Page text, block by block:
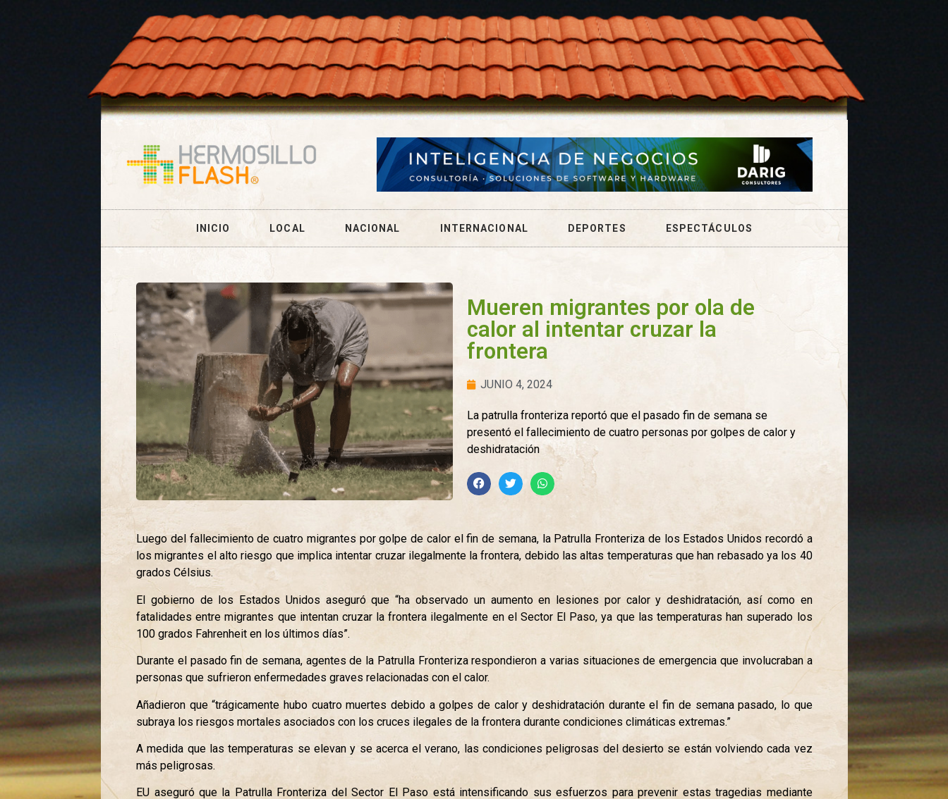
INICIO LOCAL NACIONAL INTERNACIONAL DEPORTES ESPECTÁCULOS
Mueren migrantes por ola de
calor al intentar cruzar la
frontera
JUNIO 4, 2024
La patrulla fronteriza reportó que el pasado fin de semana se
presentó el fallecimiento de cuatro personas por golpes de calor y
deshidratación
Luego del fallecimiento de cuatro migrantes por golpe de calor el fin de semana, la Patrulla Fronteriza de los Estados Unidos recordó a
los migrantes el alto riesgo que implica intentar cruzar ilegalmente la frontera, debido las altas temperaturas que han rebasado ya los 40
grados Célsius.
El gobierno de los Estados Unidos aseguró que “ha observado un aumento en lesiones por calor y deshidratación, así como en
fatalidades entre migrantes que intentan cruzar la frontera ilegalmente en el Sector El Paso, ya que las temperaturas han superado los
100 grados Fahrenheit en los últimos días”.
Durante el pasado fin de semana, agentes de la Patrulla Fronteriza respondieron a varias situaciones de emergencia que involucraban a
personas que sufrieron enfermedades graves relacionadas con el calor.
Añadieron que “trágicamente hubo cuatro muertes debido a golpes de calor y deshidratación durante el fin de semana pasado, lo que
subraya los riesgos mortales asociados con los cruces ilegales de la frontera durante condiciones climáticas extremas.”
A medida que las temperaturas se elevan y se acerca el verano, las condiciones peligrosas del desierto se están volviendo cada vez
más peligrosas.
EU aseguró que la Patrulla Fronteriza del Sector El Paso está intensificando sus esfuerzos para prevenir estas tragedias mediante